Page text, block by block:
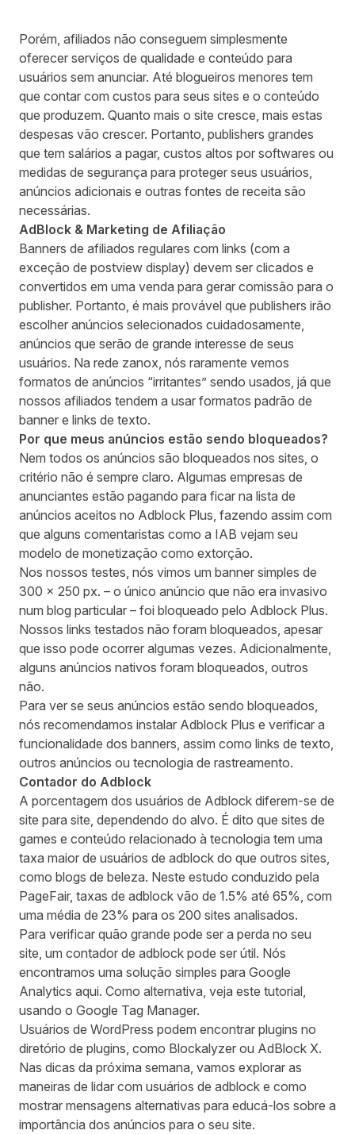
Porém, afiliados não conseguem simplesmente
oferecer serviços de qualidade e conteúdo para
usuários sem anunciar. Até blogueiros menores tem
que contar com custos para seus sites e o conteúdo
que produzem. Quanto mais o site cresce, mais estas
despesas vão crescer. Portanto, publishers grandes
que tem salários a pagar, custos altos por softwares ou
medidas de segurança para proteger seus usuários,
anúncios adicionais e outras fontes de receita são
necessárias.
AdBlock & Marketing de Afiliação
Banners de afiliados regulares com links (com a
exceção de postview display) devem ser clicados e
convertidos em uma venda para gerar comissão para o
publisher. Portanto, é mais provável que publishers irão
escolher anúncios selecionados cuidadosamente,
anúncios que serão de grande interesse de seus
usuários. Na rede zanox, nós raramente vemos
formatos de anúncios “irritantes” sendo usados, já que
nossos afiliados tendem a usar formatos padrão de
banner e links de texto.
Por que meus anúncios estão sendo bloqueados?
Nem todos os anúncios são bloqueados nos sites, o
critério não é sempre claro. Algumas empresas de
anunciantes estão pagando para ficar na lista de
anúncios aceitos no Adblock Plus, fazendo assim com
que alguns comentaristas como a IAB vejam seu
modelo de monetização como extorção.
Nos nossos testes, nós vimos um banner simples de
300 x 250 px. – o único anúncio que não era invasivo
num blog particular – foi bloqueado pelo Adblock Plus.
Nossos links testados não foram bloqueados, apesar
que isso pode ocorrer algumas vezes. Adicionalmente,
alguns anúncios nativos foram bloqueados, outros
não.
Para ver se seus anúncios estão sendo bloqueados,
nós recomendamos instalar Adblock Plus e verificar a
funcionalidade dos banners, assim como links de texto,
outros anúncios ou tecnologia de rastreamento.
Contador do Adblock
A porcentagem dos usuários de Adblock diferem-se de
site para site, dependendo do alvo. É dito que sites de
games e conteúdo relacionado à tecnologia tem uma
taxa maior de usuários de adblock do que outros sites,
como blogs de beleza. Neste estudo conduzido pela
PageFair, taxas de adblock vão de 1.5% até 65%, com
uma média de 23% para os 200 sites analisados.
Para verificar quão grande pode ser a perda no seu
site, um contador de adblock pode ser útil. Nós
encontramos uma solução simples para Google
Analytics aqui. Como alternativa, veja este tutorial
usando o Google Tag Manager.
Usuários de WordPress podem encontrar plugins no
diretório de plugins, como Blockalyzer ou AdBlock X.
Nas dicas da próxima semana, vamos explorar as
maneiras de lidar com usuários de adblock e como
mostrar mensagens alternativas para educá-los sobre a
importância dos anúncios para o seu site.